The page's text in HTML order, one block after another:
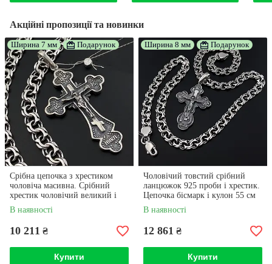
Акційні пропозиції та новинки
Ширина 7 мм Подарунок
Срібна цепочка з хрестиком
чоловіча масивна. Срібний
хрестик чоловічий великий і
цепочка бісмарк широка. 55 см
В наявності
10 211 ₴
Купити
Ширина 8 мм Подарунок
Чоловічий товстий срібний
ланцюжок 925 проби і хрестик.
Цепочка бісмарк і кулон 55 см
В наявності
12 861 ₴
Купити